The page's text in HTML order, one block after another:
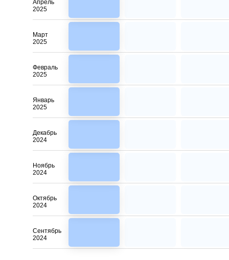
Сентябрь
2024
Октябрь
2024
Ноябрь
2024
Декабрь
2024
Январь
2025
Февраль
2025
Март
2025
Апрель
2025